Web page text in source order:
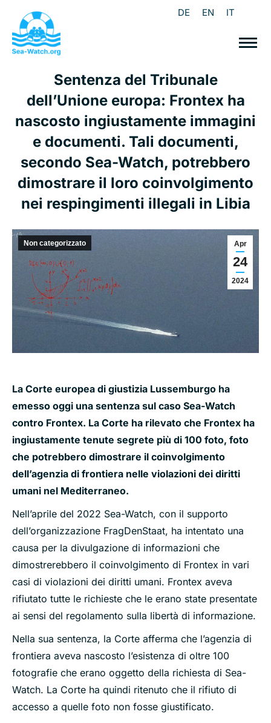
DE EN IT
Sentenza del Tribunale
dell’Unione europa: Frontex ha
nascosto ingiustamente immagini
e documenti. Tali documenti,
secondo Sea-Watch, potrebbero
dimostrare il loro coinvolgimento
nei respingimenti illegali in Libia
Apr
24
2024
Non categorizzato
La Corte europea di giustizia Lussemburgo ha
emesso oggi una sentenza sul caso Sea-Watch
contro Frontex. La Corte ha rilevato che Frontex ha
ingiustamente tenute segrete più di 100 foto, foto
che potrebbero dimostrare il coinvolgimento
dell’agenzia di frontiera nelle violazioni dei diritti
umani nel Mediterraneo.
Nell’aprile del 2022 Sea-Watch, con il supporto
dell’organizzazione FragDenStaat, ha intentato una
causa per la divulgazione di informazioni che
dimostrerebbero il coinvolgimento di Frontex in vari
casi di violazioni dei diritti umani. Frontex aveva
rifiutato tutte le richieste che le erano state presentate
ai sensi del regolamento sulla libertà di informazione.
Nella sua sentenza, la Corte afferma che l’agenzia di
frontiera aveva nascosto l’esistenza di oltre 100
fotografie che erano oggetto della richiesta di Sea-
Watch. La Corte ha quindi ritenuto che il rifiuto di
accesso a quelle foto non fosse giustificato.